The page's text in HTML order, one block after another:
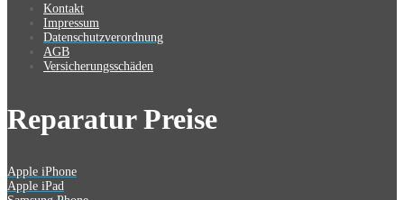
Kontakt
Impressum
Datenschutzverordnung
AGB
Versicherungsschäden
Reparatur Preise
Apple iPhone
Apple iPad